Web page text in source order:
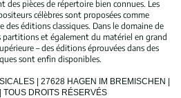
des pièces de répertoire bien connues. Les
célèbres sont proposées comme
des éditions classiques. Dans le domaine de
partitions et également du matériel en grand
– des éditions éprouvées dans des
sont enfin disponibles.
| 27628 HAGEN IM BREMISCHEN |
TOUS DROITS RÉSERVÉS